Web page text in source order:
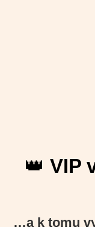
👑 VIP
…a k tomu